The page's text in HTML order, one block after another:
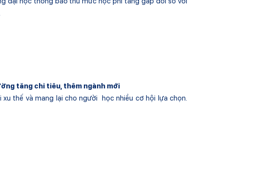
tăng chỉ tiêu, thêm ngành mới
thế và mang lại cho người học nhiều cơ hội lựa chọn.